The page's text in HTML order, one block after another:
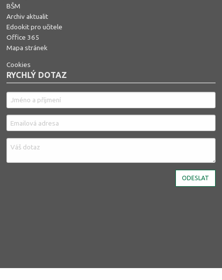
BŠM
Archiv aktualit
Edookit pro učitele
Office 365
Mapa stránek
Cookies
RYCHLÝ DOTAZ